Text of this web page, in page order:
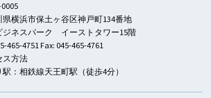
県横浜市保土ヶ谷区神戸町134番地
ジネスパーク イーストタワー15階
465-4751 Fax: 045-465-4761
ス方法
駅：相鉄線天王町駅（徒歩4分）